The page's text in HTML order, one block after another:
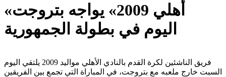
«أهلي 2009» يواجه بتروجت
اليوم في بطولة الجمهورية
فريق الناشئين لكرة القدم بالنادي الأهلي مواليد 2009 يلتقي اليوم
السبت خارج ملعبه مع بتروجت، في المباراة التي تجمع بين الفريقين